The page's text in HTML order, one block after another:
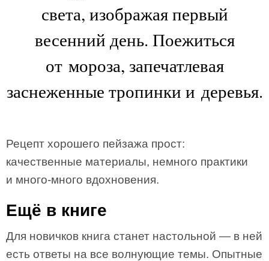
света, изображая первый
весенний день. Поежиться
от мороза, запечатлевая
заснеженные тропинки и деревья.
Рецепт хорошего пейзажа прост:
качественные материалы, немного практики
и много-много вдохновения.
Ещё в книге
Для новичков книга станет настольной — в ней
есть ответы на все волнующие темы. Опытные